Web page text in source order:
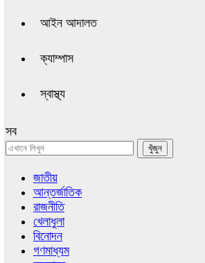
আইন আদালত
ক্যাম্পাস
স্বাস্থ্য
সব
জাতীয়
আন্তর্জাতিক
রাজনীতি
খেলাধুলা
বিনোদন
গণমাধ্যম